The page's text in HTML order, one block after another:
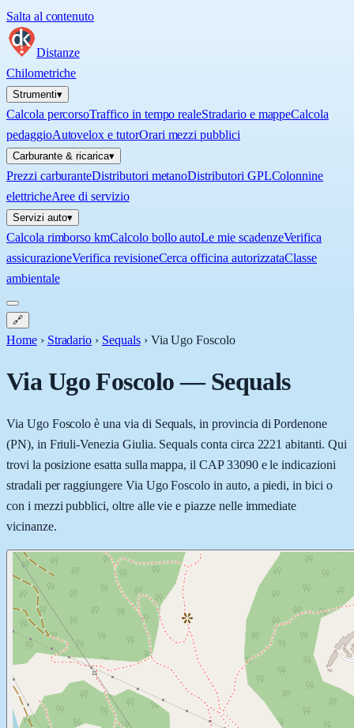
Salta al contenuto
Distanze
Chilometriche
Strumenti▾
Calcola percorsoTraffico in tempo realeStradario e mappeCalcola
pedaggioAutovelox e tutorOrari mezzi pubblici
Carburante & ricarica▾
Prezzi carburanteDistributori metanoDistributori GPLColonnine
elettricheAree di servizio
Servizi auto▾
Calcola rimborso kmCalcolo bollo autoLe mie scadenzeVerifica
assicurazioneVerifica revisioneCerca officina autorizzataClasse
ambientale
🔗
Home › Stradario › Sequals › Via Ugo Foscolo
Via Ugo Foscolo—Sequals
Via Ugo Foscolo è una via di Sequals, in provincia di Pordenone
(PN), in Friuli-Venezia Giulia. Sequals conta circa 2221 abitanti. Qui
trovi la posizione esatta sulla mappa, il CAP 33090 e le indicazioni
stradali per raggiungere Via Ugo Foscolo in auto, a piedi, in bici o
con i mezzi pubblici, oltre alle vie e piazze nelle immediate
vicinanze.